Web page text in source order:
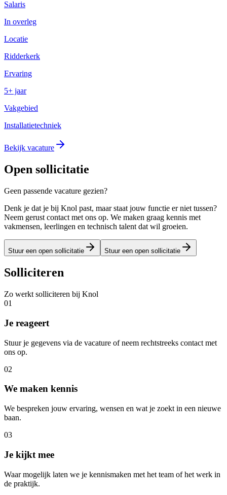
Salaris
In overleg
Locatie
Ridderkerk
Ervaring
5+ jaar
Vakgebied
Installatietechniek
Bekijk vacature
Open sollicitatie
Geen passende vacature gezien?
Denk je dat je bij Knol past, maar staat jouw functie er niet tussen?
Neem gerust contact met ons op. We maken graag kennis met
vakmensen, leerlingen en technisch talent dat wil groeien.
Stuur een open sollicitatie Stuur een open sollicitatie
Solliciteren
Zo werkt solliciteren bij Knol
01
Je reageert
Stuur je gegevens via de vacature of neem rechtstreeks contact met
ons op.
02
We maken kennis
We bespreken jouw ervaring, wensen en wat je zoekt in een nieuwe
baan.
03
Je kijkt mee
Waar mogelijk laten we je kennismaken met het team of het werk in
de praktijk.